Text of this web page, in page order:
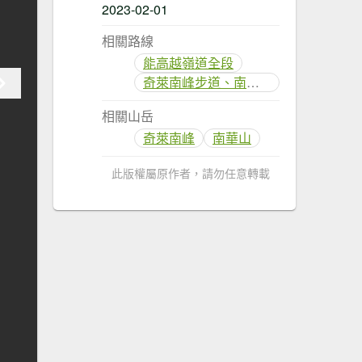
2023-02-01
相關路線
能高越嶺道全段
奇萊南峰步道、南華山步道(奇萊南華)
相關山岳
奇萊南峰
南華山
此版權屬原作者，請勿任意轉載